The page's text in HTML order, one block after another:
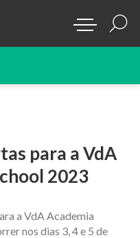
para a VdA
2023
a VdA Academia
nos dias 3, 4 e 5 de